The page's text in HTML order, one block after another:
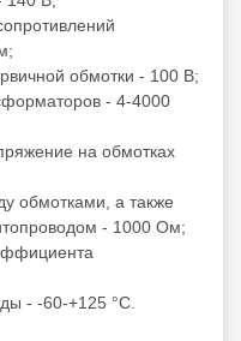
обмотки - 100 В;
- 4-4000
на обмотках
обмотками, а также
- 1000 Ом;
- -60-+125 °С.